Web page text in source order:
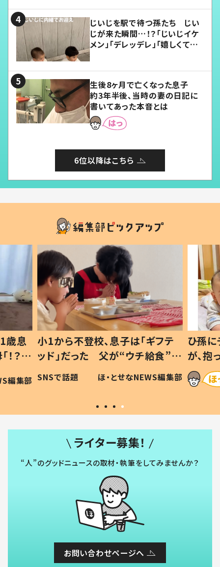
じいじを駅で待つ孫たち じい
じが来た瞬間…！？「じいじイケ
メン」「デレッデレ」「嬉しくて可
生後8ヶ月で亡くなった息子
約3年半後、当時の妻の日記に
書いてあった本音とは
6位以降はこちら
歳息
？」
編集部
小1から不登校、息子は「ギフテ
ッド」だった 父が“ウチ給食”を
作り続ける理由とは #令和の親
#令和の子
SNSで話題 ほ・とせなNEWS編集部
ひ孫
が、
「涙が
い」
ライター募集！
“人”のグッドニュースの取材・執筆をしてみませんか？
お問い合わせページへ